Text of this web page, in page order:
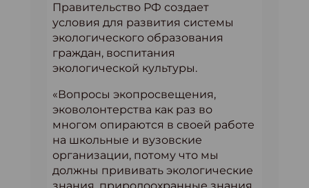
Правительство РФ создает
условия для развития системы
экологического образования
граждан, воспитания
экологической культуры.
«Вопросы экопросвещения,
эковолонтерства как раз во
многом опираются в своей работе
на школьные и вузовские
организации, потому что мы
должны прививать экологические